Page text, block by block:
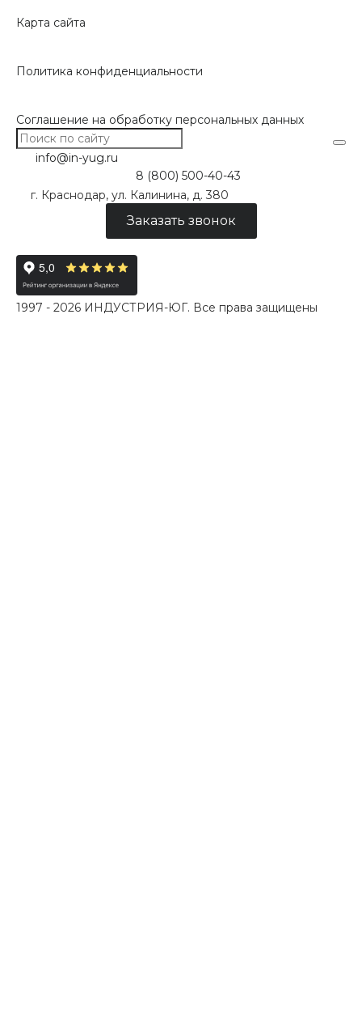
Карта сайта
Политика конфиденциальности
Соглашение на обработку персональных данных
info@in-yug.ru
8 (800) 500-40-43
г. Краснодар, ул. Калинина, д. 380
Заказать звонок
1997 - 2026 ИНДУСТРИЯ-ЮГ. Все права защищены